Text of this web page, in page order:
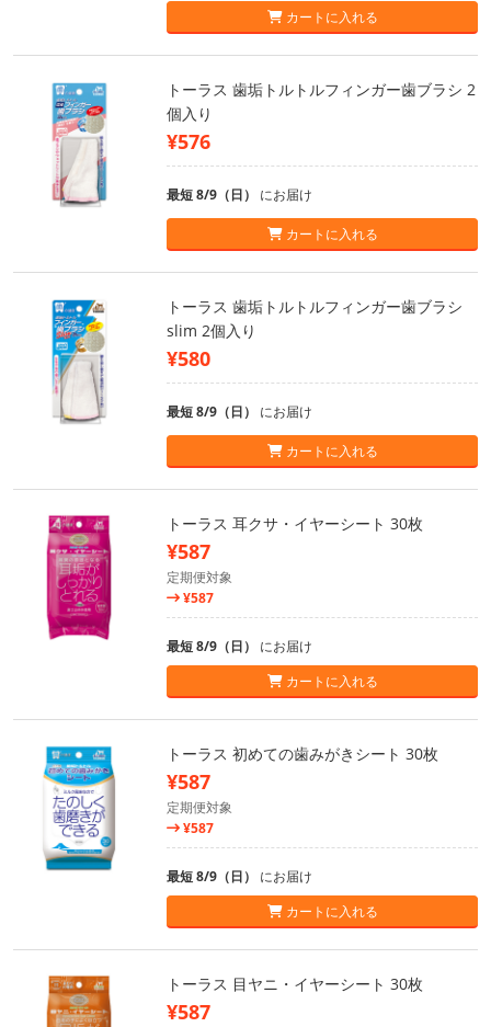
カートに入れる
トーラス 歯垢トルトルフィンガー歯ブラシ 2
個入り
¥576
最短 8/9（日） にお届け
カートに入れる
トーラス 歯垢トルトルフィンガー歯ブラシ
slim 2個入り
¥580
最短 8/9（日） にお届け
カートに入れる
トーラス 耳クサ・イヤーシート 30枚
¥587
定期便対象
¥587
最短 8/9（日） にお届け
カートに入れる
トーラス 初めての歯みがきシート 30枚
¥587
定期便対象
¥587
最短 8/9（日） にお届け
カートに入れる
トーラス 目ヤニ・イヤーシート 30枚
¥587